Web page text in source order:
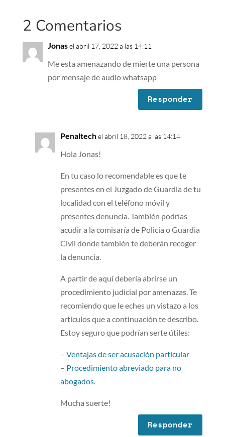
2 Comentarios
Jonasel abril 17, 2022 a las 14:11
Me esta amenazando de mierte una persona
por mensaje de audio whatsapp
Responder
Penaltechel abril 18, 2022 a las 14:14
Hola Jonas!
En tu caso lo recomendable es que te
presentes en el Juzgado de Guardia de tu
localidad con el teléfono móvil y
presentes denuncia. También podrías
acudir a la comisaría de Policía o Guardia
Civil donde también te deberán recoger
la denuncia.
A partir de aquí debería abrirse un
procedimiento judicial por amenazas. Te
recomiendo que le eches un vistazo a los
artículos que a continuación te describo.
Estoy seguro que podrían serte útiles:
– Ventajas de ser acusación particular
– Procedimiento abreviado para no
abogados.
Mucha suerte!
Responder